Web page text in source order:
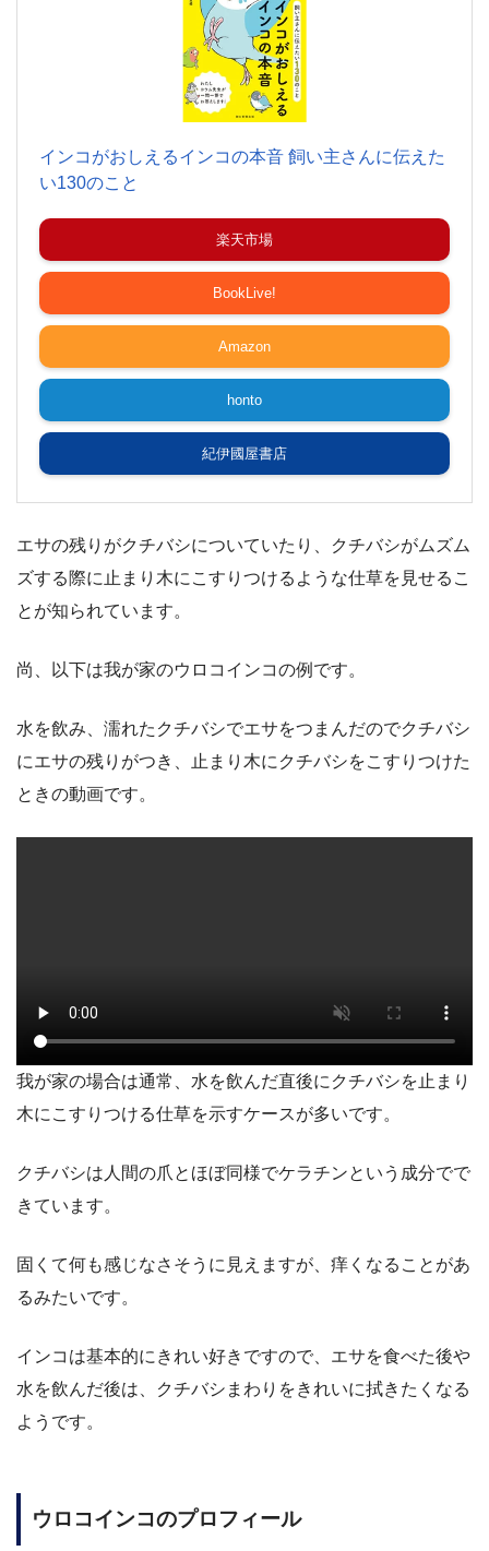
インコがおしえるインコの本音 飼い主さんに伝えた
い130のこと
楽天市場
BookLive!
Amazon
honto
紀伊國屋書店
エサの残りがクチバシについていたり、クチバシがムズム
ズする際に止まり木にこすりつけるような仕草を見せるこ
とが知られています。
尚、以下は我が家のウロコインコの例です。
水を飲み、濡れたクチバシでエサをつまんだのでクチバシ
にエサの残りがつき、止まり木にクチバシをこすりつけた
ときの動画です。
我が家の場合は通常、水を飲んだ直後にクチバシを止まり
木にこすりつける仕草を示すケースが多いです。
クチバシは人間の爪とほぼ同様でケラチンという成分でで
きています。
固くて何も感じなさそうに見えますが、痒くなることがあ
るみたいです。
インコは基本的にきれい好きですので、エサを食べた後や
水を飲んだ後は、クチバシまわりをきれいに拭きたくなる
ようです。
ウロコインコのプロフィール